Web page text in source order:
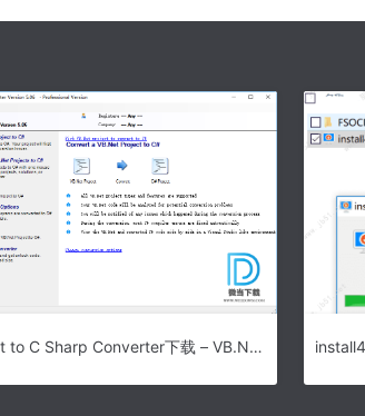
VB.Net to C Sharp Converter下载 – VB.Net to C Sharp Converter vb.net代码转化为c#代码 5.07 注册版